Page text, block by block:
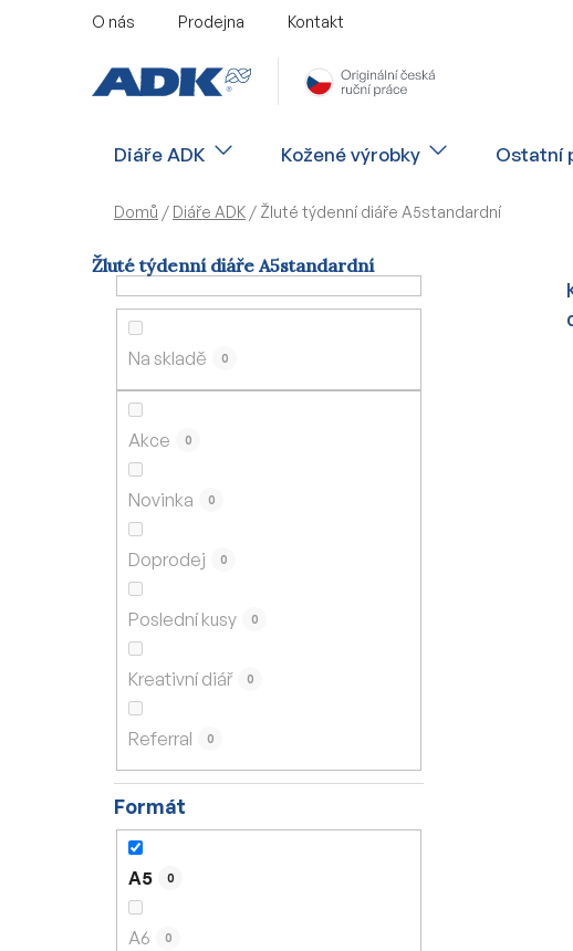
O nás Prodejna Kontakt
Diáře ADK Kožené výrobky Ostatní
Domů / Diáře ADK / Žluté týdenní diáře A5standardní
Žluté týdenní diáře A5standardní
Na skladě 0
Akce 0
Novinka 0
Doprodej 0
Poslední kusy 0
Kreativní diář 0
Referral 0
Formát
A5 0
A6 0